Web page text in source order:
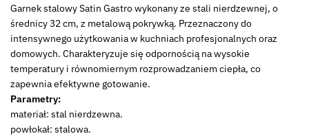
Satin
Gastro
32
metal
lid
Garnek stalowy Satin Gastro wykonany ze stali nierdzewnej, o
średnicy 32 cm, z metalową pokrywką. Przeznaczony do
intensywnego użytkowania w kuchniach profesjonalnych oraz
domowych. Charakteryzuje się odpornością na wysokie
temperatury i równomiernym rozprowadzaniem ciepła, co
zapewnia efektywne gotowanie.
Parametry:
materiał: stal nierdzewna.
powłokał: stalowa.